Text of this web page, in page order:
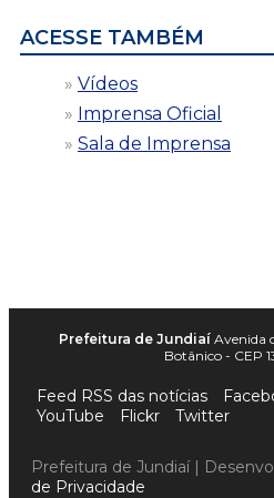
ACESSE TAMBÉM
Vídeos
Imprensa Oficial
Sala de Imprensa
Prefeitura de Jundiaí Avenida
Botânico - CEP
Feed RSS das notícias
YouTube
Flickr Twitter
Prefeitura de Jundiaí |
de Privacidade